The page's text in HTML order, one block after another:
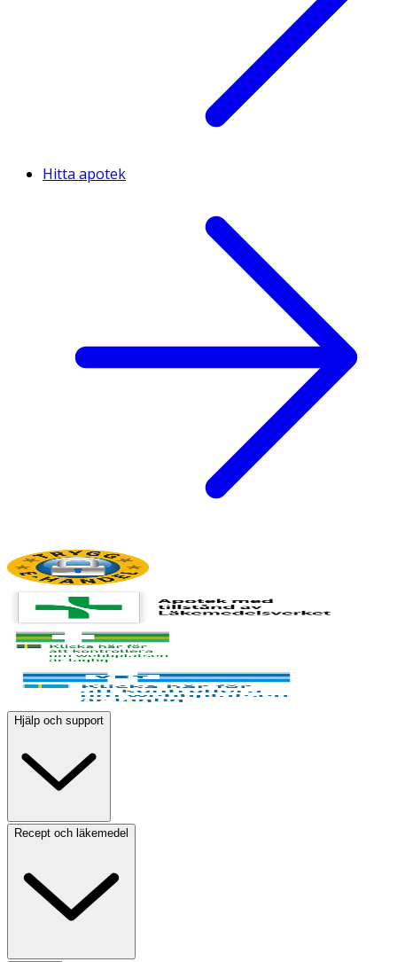
Hitta apotek
Hjälp och support
Recept och läkemedel